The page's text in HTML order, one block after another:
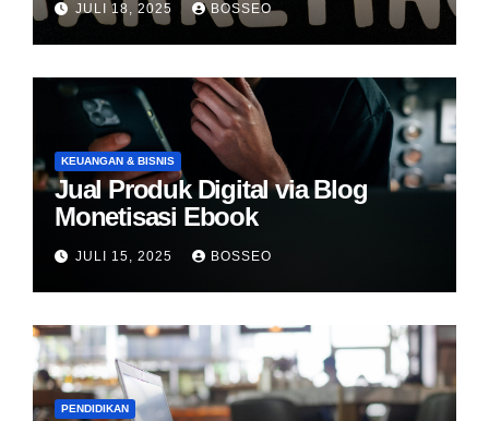
JULI 18, 2025 BOSSEO
KEUANGAN & BISNIS
Jual Produk Digital via Blog
Monetisasi Ebook
JULI 15, 2025 BOSSEO
PENDIDIKAN